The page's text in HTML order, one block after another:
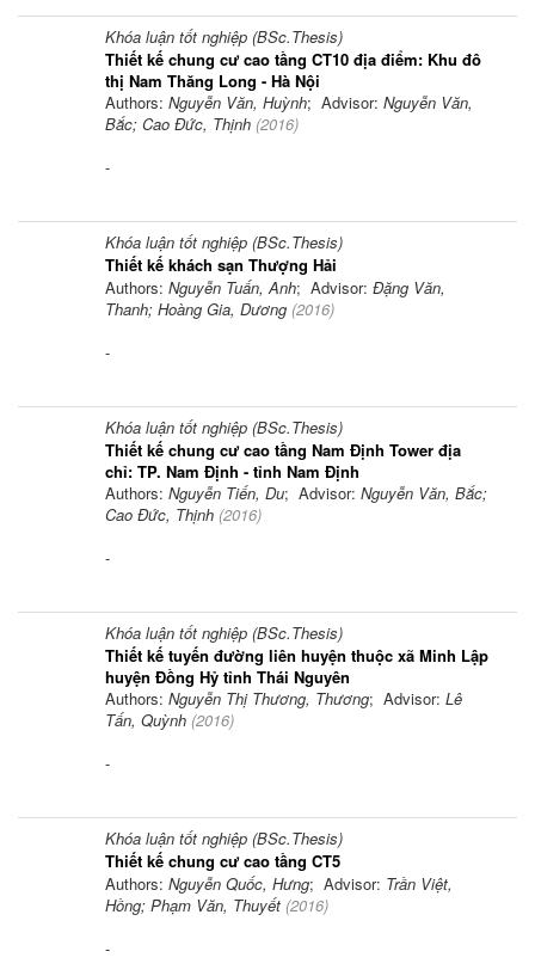
Khóa luận tốt nghiệp (BSc.Thesis)
Thiết kế chung cư cao tầng CT10 địa điểm: Khu đô
thị Nam Thăng Long - Hà Nội
Authors: Nguyễn Văn, Huỳnh; Advisor: Nguyễn Văn,
Bắc; Cao Đức, Thịnh (2016)
-
Khóa luận tốt nghiệp (BSc.Thesis)
Thiết kế khách sạn Thượng Hải
Authors: Nguyễn Tuấn, Anh; Advisor: Đặng Văn,
Thanh; Hoàng Gia, Dương (2016)
-
Khóa luận tốt nghiệp (BSc.Thesis)
Thiết kế chung cư cao tầng Nam Định Tower địa
chỉ: TP. Nam Định - tỉnh Nam Định
Authors: Nguyễn Tiến, Du; Advisor: Nguyễn Văn, Bắc;
Cao Đức, Thịnh (2016)
-
Khóa luận tốt nghiệp (BSc.Thesis)
Thiết kế tuyến đường liên huyện thuộc xã Minh Lập
huyện Đồng Hỷ tỉnh Thái Nguyên
Authors: Nguyễn Thị Thương, Thương; Advisor: Lê
Tấn, Quỳnh (2016)
-
Khóa luận tốt nghiệp (BSc.Thesis)
Thiết kế chung cư cao tầng CT5
Authors: Nguyễn Quốc, Hưng; Advisor: Trần Việt,
Hồng; Phạm Văn, Thuyết (2016)
-